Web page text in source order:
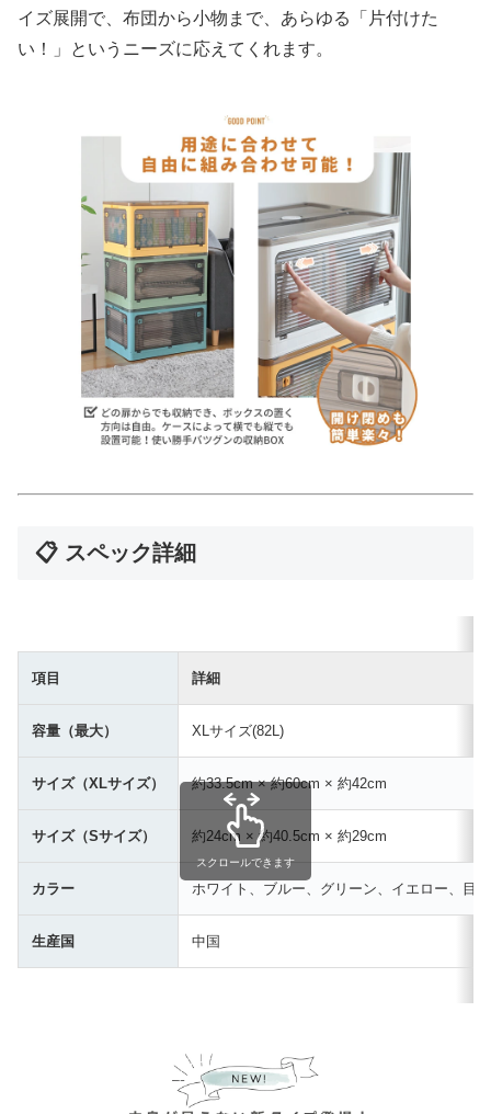
イズ展開で、布団から小物まで、あらゆる「片付けた
い！」というニーズに応えてくれます。
📋 スペック詳細
項目 詳細
容量（最大） XLサイズ(82L)
サイズ（XLサイズ） 約33.5cm × 約60cm × 約42cm
サイズ（Sサイズ） 約24cm × 約40.5cm × 約29cm
カラー ホワイト、ブルー、グリーン、イエロー、目
生産国 中国
スクロールできます